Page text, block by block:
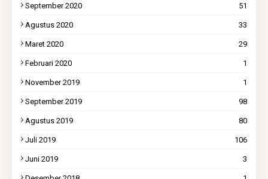
September 2020 51
Agustus 2020 33
Maret 2020 29
Februari 2020 1
November 2019 1
September 2019 98
Agustus 2019 80
Juli 2019 106
Juni 2019 3